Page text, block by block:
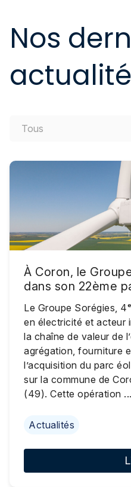
Nos
À Coron, le
dans son 22ème
Le Groupe Sorégies,
en électricité et acteur
la chaîne de valeur de
agrégation, fourniture
l’acquisition du parc
sur la commune de
(49). Cette opération ...
Actualités